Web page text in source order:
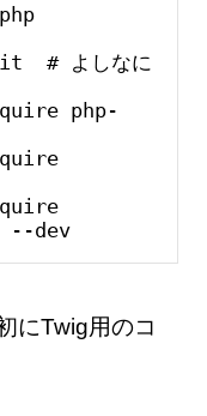
# よしなに
php-
--dev
にTwig用のコ